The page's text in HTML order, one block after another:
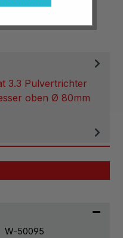
3.3 Pulvertrichter
oben Ø 80mm
W-50095